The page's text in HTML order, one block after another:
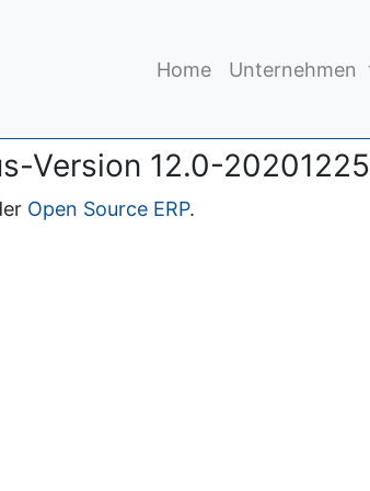
Home Unternehmen
Version 12.0-20201225
Open Source ERP.